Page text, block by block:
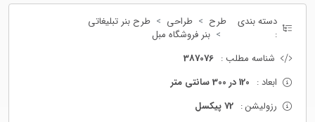
دسته بندی
:
طرح طراحی
طرح بنر تبلیغاتی
بنر فروشگاه مبل
شناسه مطلب : 387076
ابعاد : 120 در 300 سانتی متر
رزولیشن : 72 پیکسل